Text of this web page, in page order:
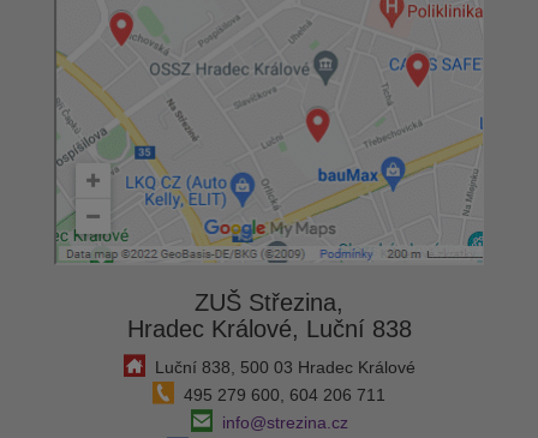
ZUŠ Střezina,
Hradec Králové, Luční 838
Luční 838, 500 03 Hradec Králové
495 279 600, 604 206 711
info@strezina.cz